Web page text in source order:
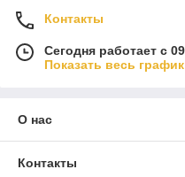
Контакты
Сегодня работает с
Показать весь
О нас
Контакты